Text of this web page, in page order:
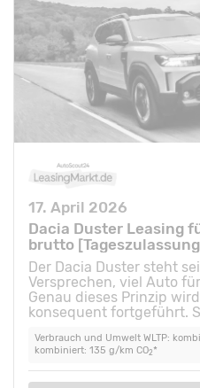
17. April 2026
Dacia Duster Leasing
brutto
Der Dacia Duster steht
Versprechen, viel Auto
Genau dieses Prinzip
konsequent fortgeführt.
Verbrauch und Umwelt WLTP:
kombiniert: 135 g/km CO2*